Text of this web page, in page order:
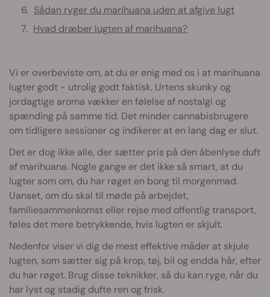
Sådan ryger du marihuana uden at afgive lugt
Hvad dræber lugten af marihuana?
Vi er overbeviste om, at du er enig med os i at marihuana
lugter godt - utrolig godt faktisk. Urtens skunky og
jordagtige aroma vækker en følelse af nostalgi og
spænding på samme tid. Det minder cannabisbrugere
om tidligere sessioner og indikerer at en lang dag er slut.
Det er dog ikke alle, der sætter pris på den åbenlyse duft
af marihuana. Nogle gange er det ikke så smart, at du
lugter som om, du har røget en bong til morgenmad.
Uanset, om du skal til møde på arbejdet,
familiesammenkomst eller rejse med offentlig transport,
føles det mere betrykkende, hvis lugten er skjult.
Nedenfor viser vi dig de mest effektive måder at skjule
lugten, som sætter sig på krop, tøj, bil og endda hår, efter
du har røget. Brug disse teknikker, så du kan ryge, når du
har lyst og stadig dufte ren og frisk.